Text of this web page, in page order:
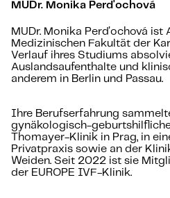
MUDr. Monika Perďochová
MUDr. Monika Perďochová ist
Medizinischen Fakultät der
Verlauf ihres Studiums
Auslandsaufenthalte und
anderem in Berlin und Passau.
Ihre Berufserfahrung
gynäkologisch-
Thomayer-Klinik in Prag, in
Privatpraxis sowie an der
Weiden. Seit 2022 ist sie
der EUROPE IVF-Klinik.